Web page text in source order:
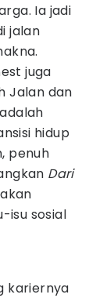
Ia jadi
jalan
juga
Jalan dan
hidup
penuh
Dari
isu sosial
kariernya